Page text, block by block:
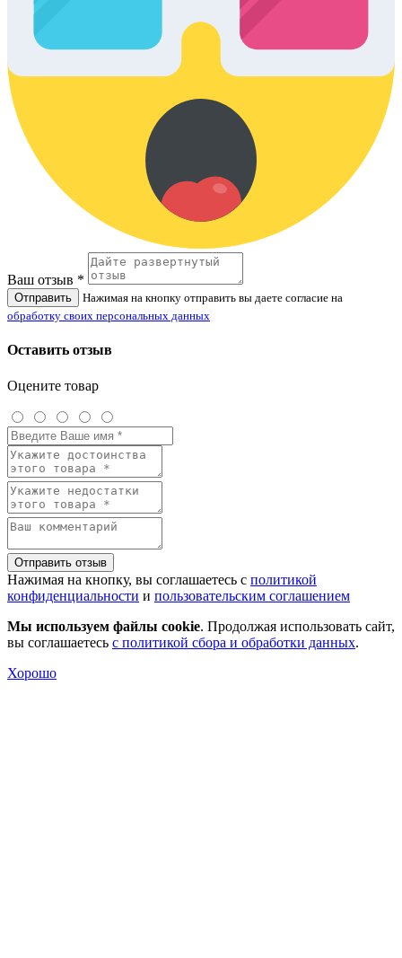
Ваш отзыв *
Отправить
Нажимая на кнопку отправить вы даете согласие на
обработку своих персональных данных
Оставить отзыв
Оцените товар
Отправить отзыв
Нажимая на кнопку, вы соглашаетесь с политикой
конфиденциальности и пользовательским соглашением
Мы используем файлы cookie. Продолжая использовать сайт,
вы соглашаетесь с политикой сбора и обработки данных.
Хорошо